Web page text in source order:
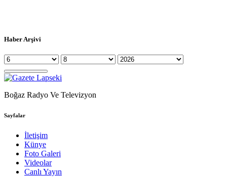
Haber Arşivi
Boğaz Radyo Ve Televizyon
Sayfalar
İletişim
Künye
Foto Galeri
Videolar
Canlı Yayın